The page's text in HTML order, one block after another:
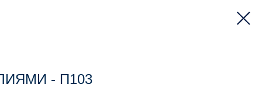
- П103